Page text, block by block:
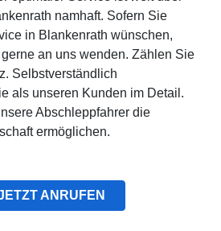
namhaft. Sofern Sie
in Blankenrath wünschen,
an uns wenden. Zählen Sie
Selbstverständlich
als unseren Kunden im Detail.
Abschleppfahrer die
ermöglichen.
ANRUFEN